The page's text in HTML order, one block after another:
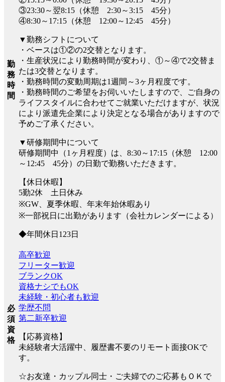
勤
務
時
間
③23:30～翌8:15（休憩 2:30～3:15 45分）
④8:30～17:15（休憩 12:00～12:45 45分）
▼勤務シフトについて
・ベースは①②の2交替となります。
・生産状況により勤務時間が変わり、①～④で2交替ま
たは3交替となります。
・勤務時間の変動周期は1週間～3ヶ月程度です。
・勤務時間のご希望をお伺いいたしますので、ご自身の
ライフスタイルに合わせてご就業いただけますが、状況
により派遣先企業により決定となる場合がありますので
予めご了承ください。
▼研修期間中について
研修期間中（1ヶ月程度）は、8:30～17:15（休憩 12:00
～12:45 45分）の日勤で勤務いただきます。
【休日休暇】
5勤2休 土日休み
※GW、夏季休暇、年末年始休暇あり
※一部祝日に出勤があります（会社カレンダーによる）
◆年間休日123日
必
須
資
格
高卒歓迎
フリーター歓迎
ブランクOK
資格ナシでもOK
未経験・初心者も歓迎
学歴不問
第二新卒歓迎
【応募資格】
未経験者大活躍中、履歴書不要のリモート面接OKで
す。
☆お友達・カップル同士・ご夫婦でのご応募もＯＫで